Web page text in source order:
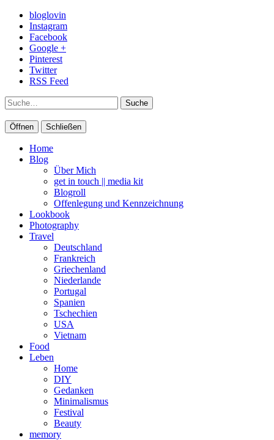
bloglovin
Instagram
Facebook
Google +
Pinterest
Twitter
RSS Feed
Suche
Öffnen Schließen
Home
Blog
Über Mich
get in touch || media kit
Blogroll
Offenlegung und Kennzeichnung
Lookbook
Photography
Travel
Deutschland
Frankreich
Griechenland
Niederlande
Portugal
Spanien
Tschechien
USA
Vietnam
Food
Leben
Home
DIY
Gedanken
Minimalismus
Festival
Beauty
memory